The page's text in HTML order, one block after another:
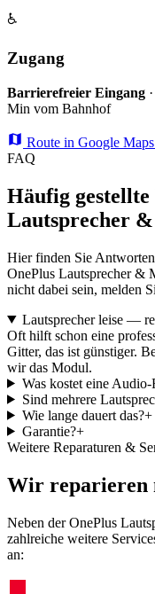
♿
Zugang
Barrierefreier Eingang
Min vom Bahnhof
Route in Google
FAQ
Häufig
Lautsprecher
Hier finden Sie
OnePlus Lautsprecher &
nicht dabei sein, melden
Lautsprecher leise —
Oft hilft schon eine
Gitter, das ist günstiger.
wir das Modul.
Was kostet eine Audio-
Sind mehrere
Wie lange dauert das?+
Garantie?+
Weitere Reparaturen &
Wir reparieren
Neben der OnePlus
zahlreiche weitere
an: